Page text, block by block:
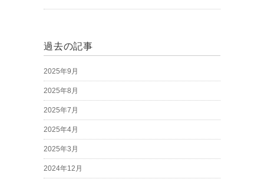
過去の記事
2025年9月
2025年8月
2025年7月
2025年4月
2025年3月
2024年12月